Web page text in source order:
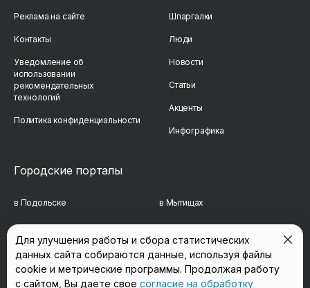
Реклама на сайте
Контакты
Уведомление об
использовании
рекомендательных
технологий
Политика конфиденциальности
Шпаргалки
Люди
Новости
Статьи
Акценты
Инфографика
Городские порталы
в Подольске в Мытищах
в Реутове
в Сергиевом Посаде в Люберцах
в Красногорске в Королёве
Для улучшения работы и сбора статистических
данных сайта собираются данные, используя файлы
cookie и метрические программы. Продолжая работу
с сайтом, Вы даете свое согласие на обработку